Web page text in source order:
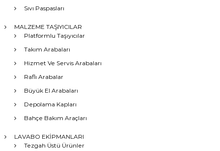
Sıvı Paspasları
MALZEME TAŞIYICILAR
Platformlu Taşıyıcılar
Takım Arabaları
Hizmet Ve Servis Arabaları
Raflı Arabalar
Büyük El Arabaları
Depolama Kapları
Bahçe Bakım Araçları
LAVABO EKİPMANLARI
Tezgah Üstü Ürünler